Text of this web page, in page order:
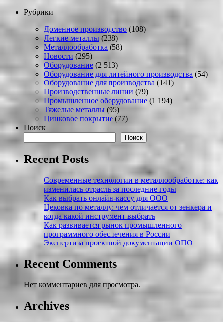
Рубрики
Доменное производство (108)
Легкие металлы (238)
Металлообработка (58)
Новости (295)
Оборудование (2 513)
Оборудование для литейного производства (54)
Оборудование для производства (141)
Производственные линии (79)
Промышленное оборудование (1 194)
Тяжелые металлы (95)
Цинковое покрытие (77)
Поиск
Поиск
Recent Posts
Современные технологии в металлообработке: как
изменилась отрасль за последние годы
Как выбрать онлайн-кассу для ООО
Цековка по металлу: чем отличается от зенкера и
когда какой инструмент выбрать
Как развивается рынок промышленного
программного обеспечения в России
Экспертиза проектной документации ОПО
Recent Comments
Нет комментариев для просмотра.
Archives